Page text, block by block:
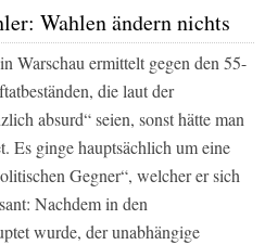
Wahlen ändern nichts
Warschau ermittelt gegen den 55-
die laut der
absurd“ seien, sonst hätte man
Es ginge hauptsächlich um eine
Gegner“, welcher er sich
Nachdem in den
wurde, der unabhängige